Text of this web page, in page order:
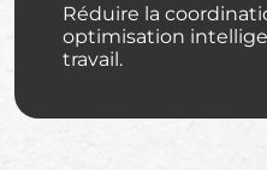
Réduire la
optimisation
travail.